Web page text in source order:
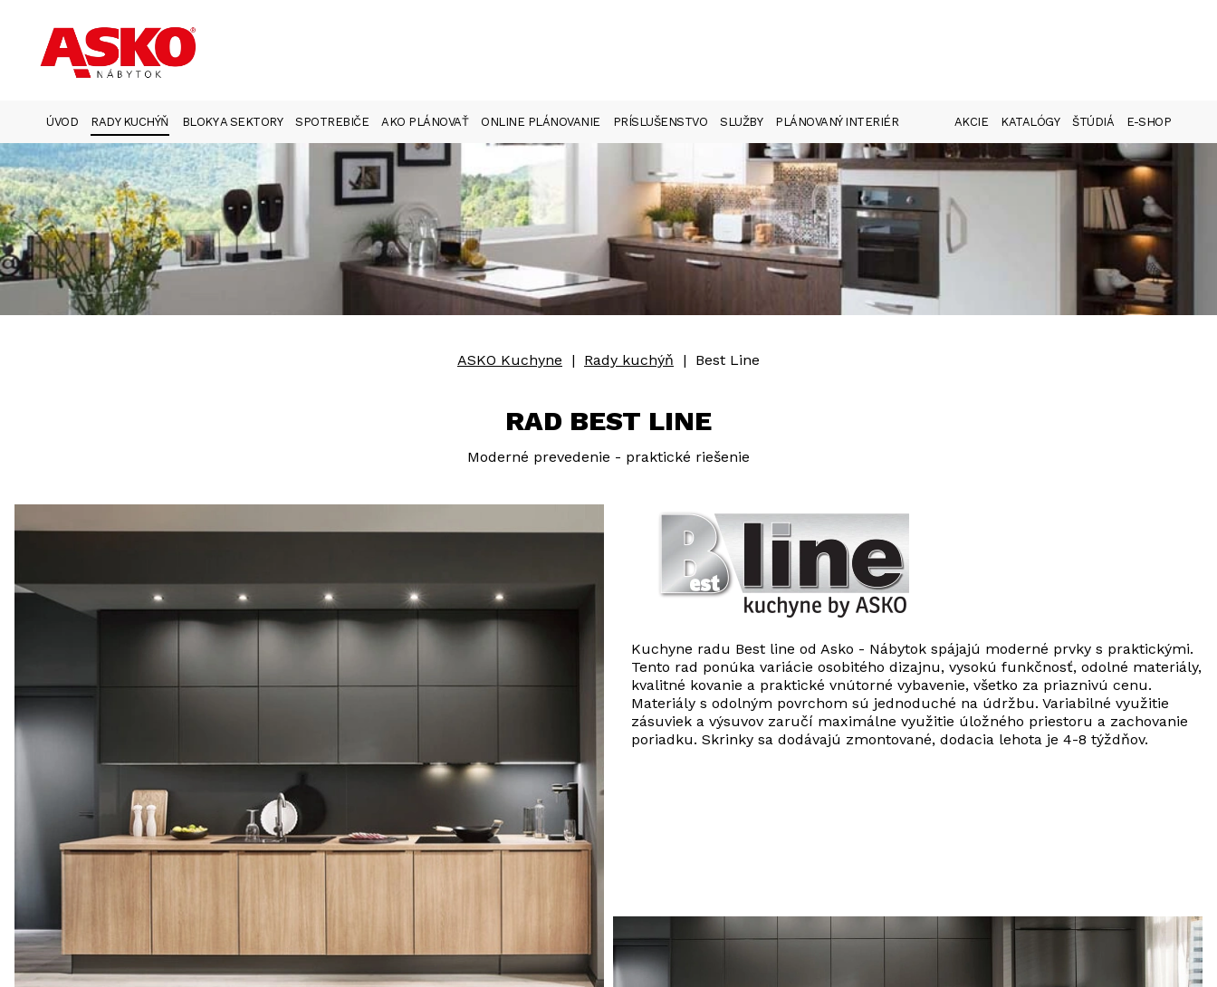
ÚVOD RADY KUCHÝŇ BLOKY A SEKTORY SPOTREBIČE AKO PLÁNOVAŤ ONLINE PLÁNOVANIE PRÍSLUŠENSTVO SLUŽBY PLÁNOVANÝ INTERIÉR AKCIE KATALÓGY ŠTÚDIÁ E-SHOP
ASKO Kuchyne | Rady kuchýň | Best Line
RAD BEST LINE
Moderné prevedenie - praktické riešenie
Kuchyne radu Best line od Asko - Nábytok spájajú moderné prvky s praktickými.
Tento rad ponúka variácie osobitého dizajnu, vysokú funkčnosť, odolné materiály,
kvalitné kovanie a praktické vnútorné vybavenie, všetko za priaznivú cenu.
Materiály s odolným povrchom sú jednoduché na údržbu. Variabilné využitie
zásuviek a výsuvov zaručí maximálne využitie úložného priestoru a zachovanie
poriadku. Skrinky sa dodávajú zmontované, dodacia lehota je 4-8 týždňov.